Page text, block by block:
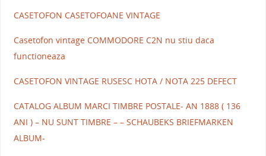
CASETOFON CASETOFOANE VINTAGE
Casetofon vintage COMMODORE C2N nu stiu daca
functioneaza
CASETOFON VINTAGE RUSESC HOTA / NOTA 225 DEFECT
CATALOG ALBUM MARCI TIMBRE POSTALE- AN 1888 ( 136
ANI ) – NU SUNT TIMBRE – – SCHAUBEKS BRIEFMARKEN
ALBUM-